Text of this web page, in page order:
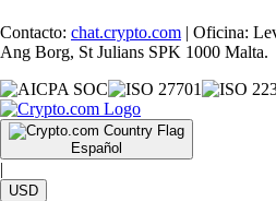
Contacto: chat.crypto.com | Oficina:
Ang Borg, St Julians SPK 1000 Malta.
Español
|
USD